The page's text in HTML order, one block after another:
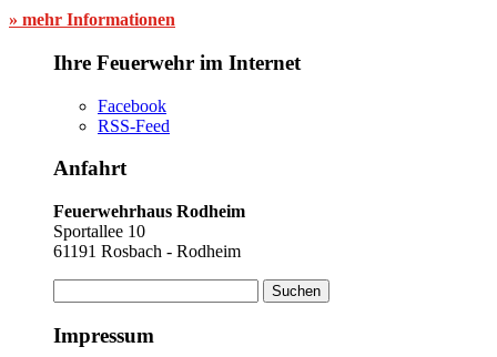
» mehr Informationen
Ihre Feuerwehr im Internet
Facebook
RSS-Feed
Anfahrt
Feuerwehrhaus Rodheim
Sportallee 10
61191 Rosbach - Rodheim
nach:
Impressum